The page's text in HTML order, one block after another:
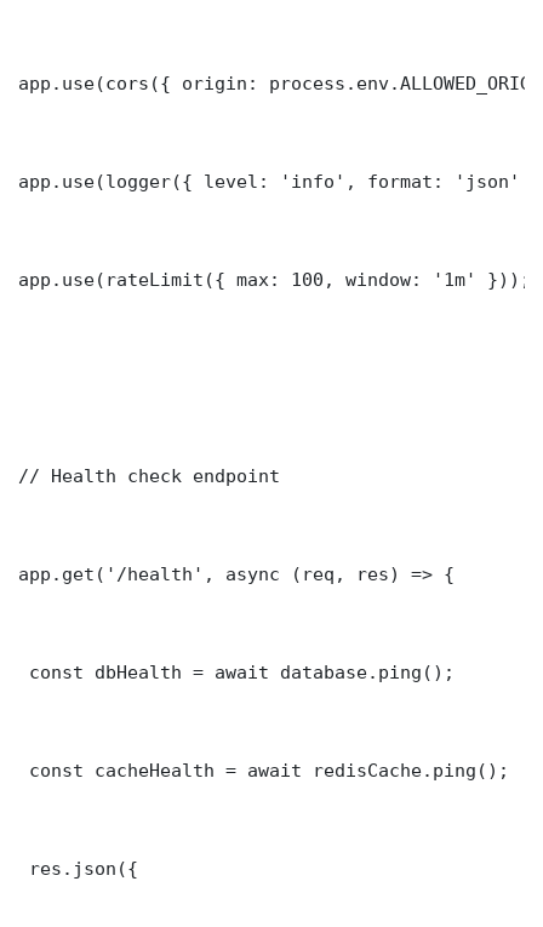
app.use(cors({ origin:
app.use(logger({ level: 'info', format: 'json'
app.use(rateLimit({ max: 100, window: '1m' }));
// Health check endpoint
app.get('/health', async (req, res) => {
const dbHealth = await database.ping();
const cacheHealth = await redisCache.ping();
res.json({